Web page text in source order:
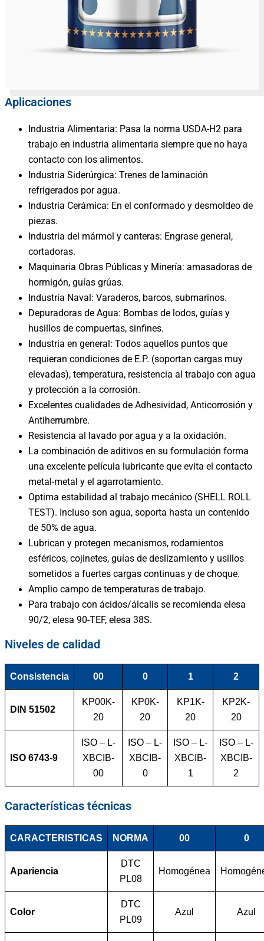
Aplicaciones
Industria Alimentaria: Pasa la norma USDA-H2 para
trabajo en industria alimentaria siempre que no haya
contacto con los alimentos.
Industria Siderúrgica: Trenes de laminación
refrigerados por agua.
Industria Cerámica: En el conformado y desmoldeo de
piezas.
Industria del mármol y canteras: Engrase general,
cortadoras.
Maquinaria Obras Públicas y Minería: amasadoras de
hormigón, guías grúas.
Industria Naval: Varaderos, barcos, submarinos.
Depuradoras de Agua: Bombas de lodos, guías y
husillos de compuertas, sinfines.
Industria en general: Todos aquellos puntos que
requieran condiciones de E.P. (soportan cargas muy
elevadas), temperatura, resistencia al trabajo con agua
y protección a la corrosión.
Excelentes cualidades de Adhesividad, Anticorrosión y
Antiherrumbre.
Resistencia al lavado por agua y a la oxidación.
La combinación de aditivos en su formulación forma
una excelente película lubricante que evita el contacto
metal-metal y el agarrotamiento.
Optima estabilidad al trabajo mecánico (SHELL ROLL
TEST). Incluso son agua, soporta hasta un contenido
de 50% de agua.
Lubrican y protegen mecanismos, rodamientos
esféricos, cojinetes, guías de deslizamiento y usillos
sometidos a fuertes cargas continuas y de choque.
Amplio campo de temperaturas de trabajo.
Para trabajo con ácidos/álcalis se recomienda elesa
90/2, elesa 90-TEF, elesa 38S.
Niveles de calidad
Consistencia 00 0 1 2
DIN 51502
KP00K-
20
KP0K-
20
KP1K-
20
KP2K-
20
ISO 6743-9
ISO – L-
XBCIB-
00
ISO – L-
XBCIB-
0
ISO – L-
XBCIB-
1
ISO – L-
XBCIB-
2
Características técnicas
CARACTERISTICAS NORMA 00 0
Apariencia
DTC
PL08
Homogénea
Color
DTC
PL09
Azul Azul